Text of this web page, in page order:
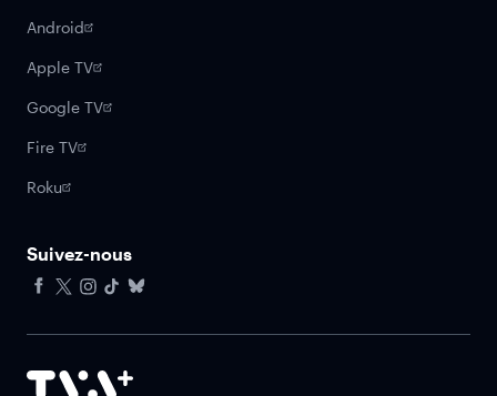
Android
Apple TV
Google TV
Fire TV
Roku
Suivez-nous